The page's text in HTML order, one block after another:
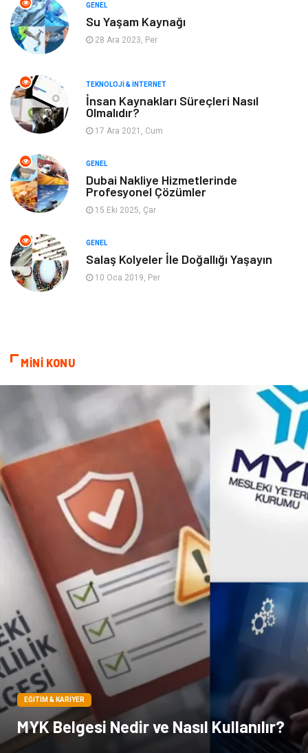
Keyif & Hobi Organizasyon
Gayrimenkul Spor
Finans& Ekonomi Anne & Çocuk
Genel Kültür
Ev İşleri
Mobilya
Astroloji
Yazı Tahtaları
Pet Malzemeleri
GENEL
Su Yaşam Kaynağı
28 Ara 2023, Per
TEKNOLOJI & İNTERNET
İnsan Kaynakları Süreçleri Nasıl
Olmalıdır?
17 Ara 2021, Cum
GENEL
Dubai Nakliye Hizmetlerinde
Profesyonel Çözümler
15 Eki 2025, Çar
GENEL
Salaş Kolyeler İle Doğallığı Yaşayın
10 Oca 2019, Per
MİNİ KONU
EĞITIM & KARIYER
MYK Belgesi Nedir ve Nasıl Kullanılır?